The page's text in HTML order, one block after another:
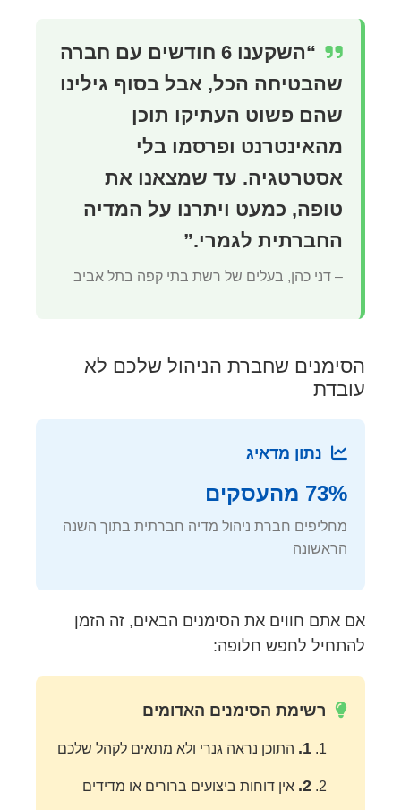
“השקענו 6 חודשים עם חברה
שהבטיחה הכל, אבל בסוף גילינו
שהם פשוט העתיקו תוכן
מהאינטרנט ופרסמו בלי
אסטרטגיה. עד שמצאנו את
טופה, כמעט ויתרנו על המדיה
החברתית לגמרי.”
– דני כהן, בעלים של רשת בתי קפה בתל אביב
הסימנים שחברת הניהול שלכם לא
עובדת
נתון מדאיג
73% מהעסקים
מחליפים חברת ניהול מדיה חברתית בתוך השנה
הראשונה
אם אתם חווים את הסימנים הבאים, זה הזמן
להתחיל לחפש חלופה:
רשימת הסימנים האדומים
1. התוכן נראה גנרי ולא מתאים לקהל שלכם
2. אין דוחות ביצועים ברורים או מדידים